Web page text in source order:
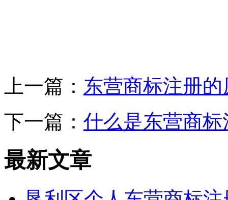
上一篇： 东营商标注册
下一篇： 什么是东营商
最新文章